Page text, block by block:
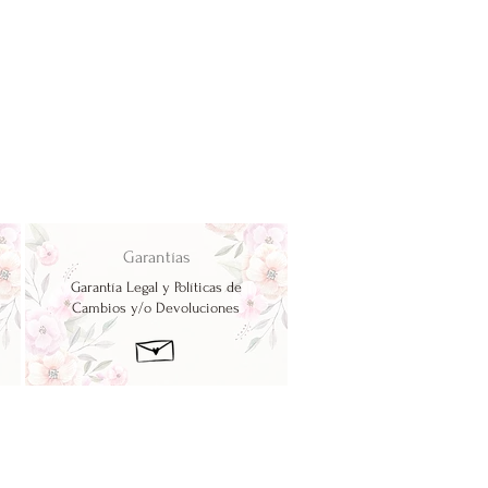
Garantías
Garantía Legal y Políticas de
Cambios y/o Devoluciones